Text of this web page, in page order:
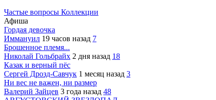
Частые вопросы Коллекции
Афиша
Гордая девочка
Иммануил 19 часов назад 7
Брошенное племя...
Николай Гольбрайх 2 дня назад 18
Казак и верный пёс
Сергей Дрозд-Савчук 1 месяц назад 3
Ни вес не важен, ни размер
Валерий Зайцев 3 года назад 48